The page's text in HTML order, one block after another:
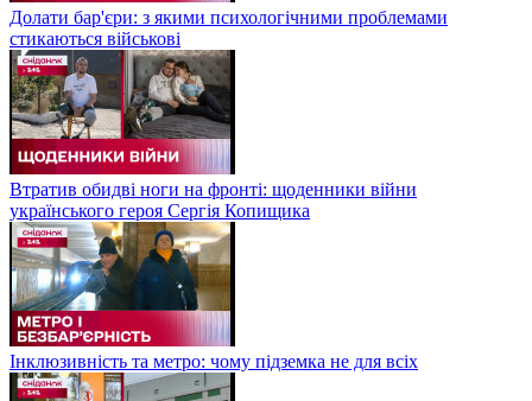
Долати бар'єри: з якими психологічними проблемами
стикаються військові
Втратив обидві ноги на фронті: щоденники війни
українського героя Сергія Копищика
Інклюзивність та метро: чому підземка не для всіх